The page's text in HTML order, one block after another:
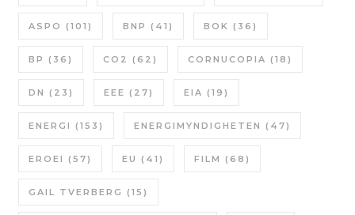
ASPO (101) BNP (41) BOK (36)
BP (36) CO2 (62) CORNUCOPIA (18)
DN (23) EEE (27) EIA (19)
ENERGI (153) ENERGIMYNDIGHETEN (47)
EROEI (57) EU (41) FILM (68)
GAIL TVERBERG (15)